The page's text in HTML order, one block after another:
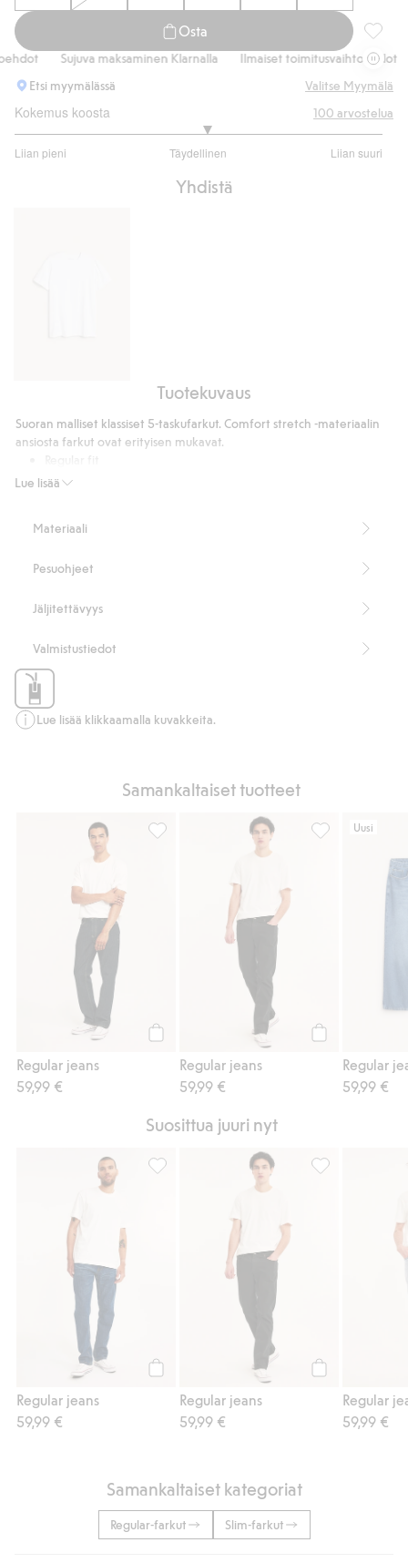
Osta
Sujuva maksaminen Klarnalla Ilmaiset toimitusvaihtoehdot
Etsi myymälässä
Valitse Myymälä
Kokemus koosta
Liian pieni Täydellinen Liian suuri
/
100 arvostelua
Yhdistä
puuvilla-
paita
Tuotekuvaus
Lue lisää
Suoran malliset klassiset 5-taskufarkut. Comfort stretch -materiaalin
ansiosta farkut ovat erityisen mukavat.
5-taskumalli
Sisälahkeen pituus 81 cm koossa 33/32
Materiaali
Pesuohjeet
Jäljitettävyys
Valmistustiedot
Lue lisää klikkaamalla kuvakkeita.
Samankaltaiset tuotteet
Regular jeans
59,99 €
Regular jeans, Lisää suosikkeihin
Regular jeans
59,99 €
Uusi
Regular
59,99 €
Suosittua juuri nyt
Regular jeans
59,99 €
Regular jeans, Lisää suosikkeihin
Regular jeans
59,99 €
Regular
59,99 €
Samankaltaiset kategoriat
Regular-farkut Slim-farkut